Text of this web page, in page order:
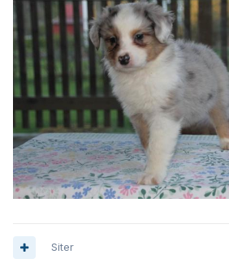
Siter